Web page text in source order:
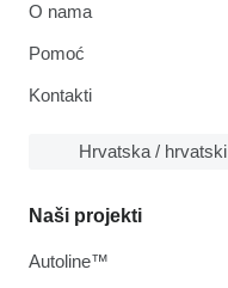
O nama
Pomoć
Kontakti
Hrvatska / hrvatski
Naši projekti
Autoline™